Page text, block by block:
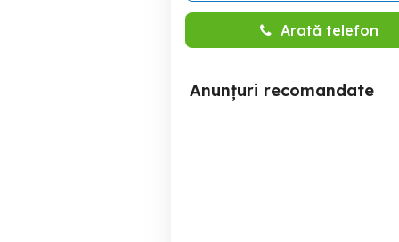
Arată telefon
Anunțuri recomandate